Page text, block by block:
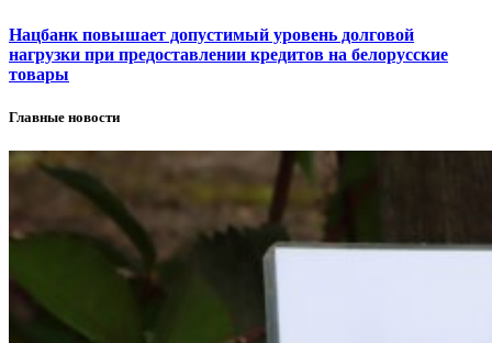
Нацбанк повышает допустимый уровень долговой
нагрузки при предоставлении кредитов на белорусские
товары
Главные новости